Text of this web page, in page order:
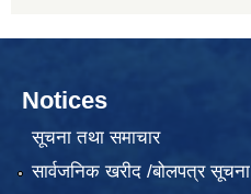
Notices
सूचना तथा समाचार
सार्वजनिक खरीद /बोलपत्र सूचना